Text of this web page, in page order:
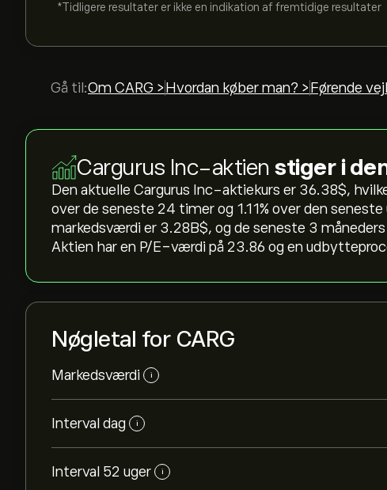
*Tidligere resultater er ikke en indikation af fremtidige resultater
Gå til:Om CARG > Hvordan køber man? > Førende
Cargurus Inc-aktien stiger i
Den aktuelle Cargurus Inc-aktiekurs er 36.38‎$‎,
over de seneste 24 timer og ‎1.11‎% over den
markedsværdi er 3.28B‎$‎, og de seneste 3
Aktien har en P/E-værdi på 23.86 og en
Nøgletal for CARG
Markedsværdi i
Interval dag i
Interval 52 uger i